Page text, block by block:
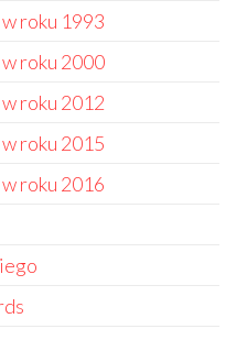
roku 1993
roku 2000
roku 2012
roku 2015
roku 2016